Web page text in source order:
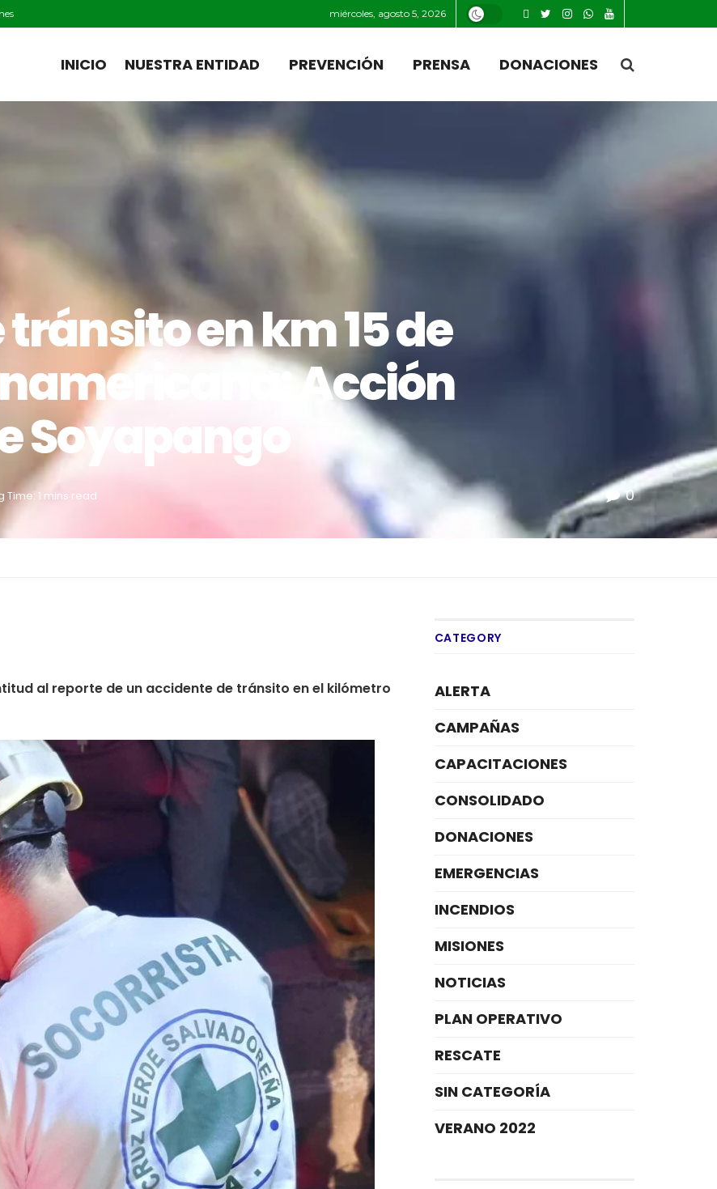
miércoles, agosto 5, 2026
INICIO NUESTRA ENTIDAD PREVENCIÓN PRENSA DONACIONES
en km 15 de
Acción
Soyapango
Time: 1 mins read 0
al reporte de un accidente de tránsito en el kilómetro
CATEGORY
ALERTA
CAMPAÑAS
CAPACITACIONES
CONSOLIDADO
DONACIONES
EMERGENCIAS
INCENDIOS
MISIONES
NOTICIAS
PLAN OPERATIVO
RESCATE
SIN CATEGORÍA
VERANO 2022